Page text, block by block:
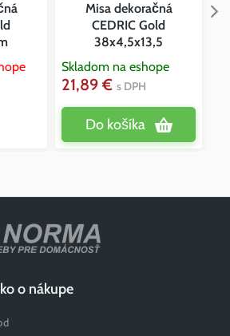
Misa dekoračná
CEDRIC Gold
38x4,5x13,5
Skladom na eshope
21,89 € s DPH
Do košíka
o nákupe